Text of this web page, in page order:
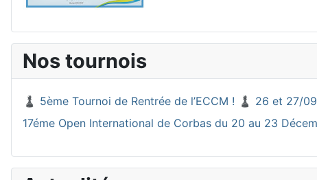
Nos tournois
♟️ 5ème Tournoi de Rentrée de l’ECCM ! ♟️ 26 et 27/09
17éme Open International de Corbas du 20 au 23